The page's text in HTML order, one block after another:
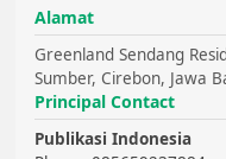
Alamat
Greenland Sendang
Sumber, Cirebon, Jawa
Principal Contact
Publikasi Indonesia